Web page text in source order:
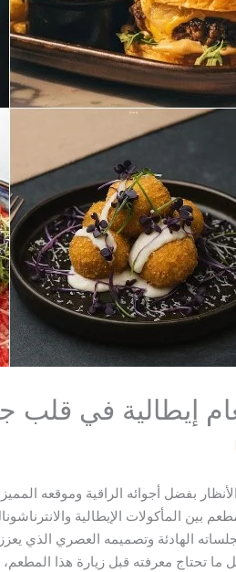
إيطالية في قلب
بفضل أجوائه الراقية وموقعه
بين المأكولات الإيطالية
الهادئة وتصميمه العصري الذي
تحتاج معرفته قبل زيارة هذا المطعم،